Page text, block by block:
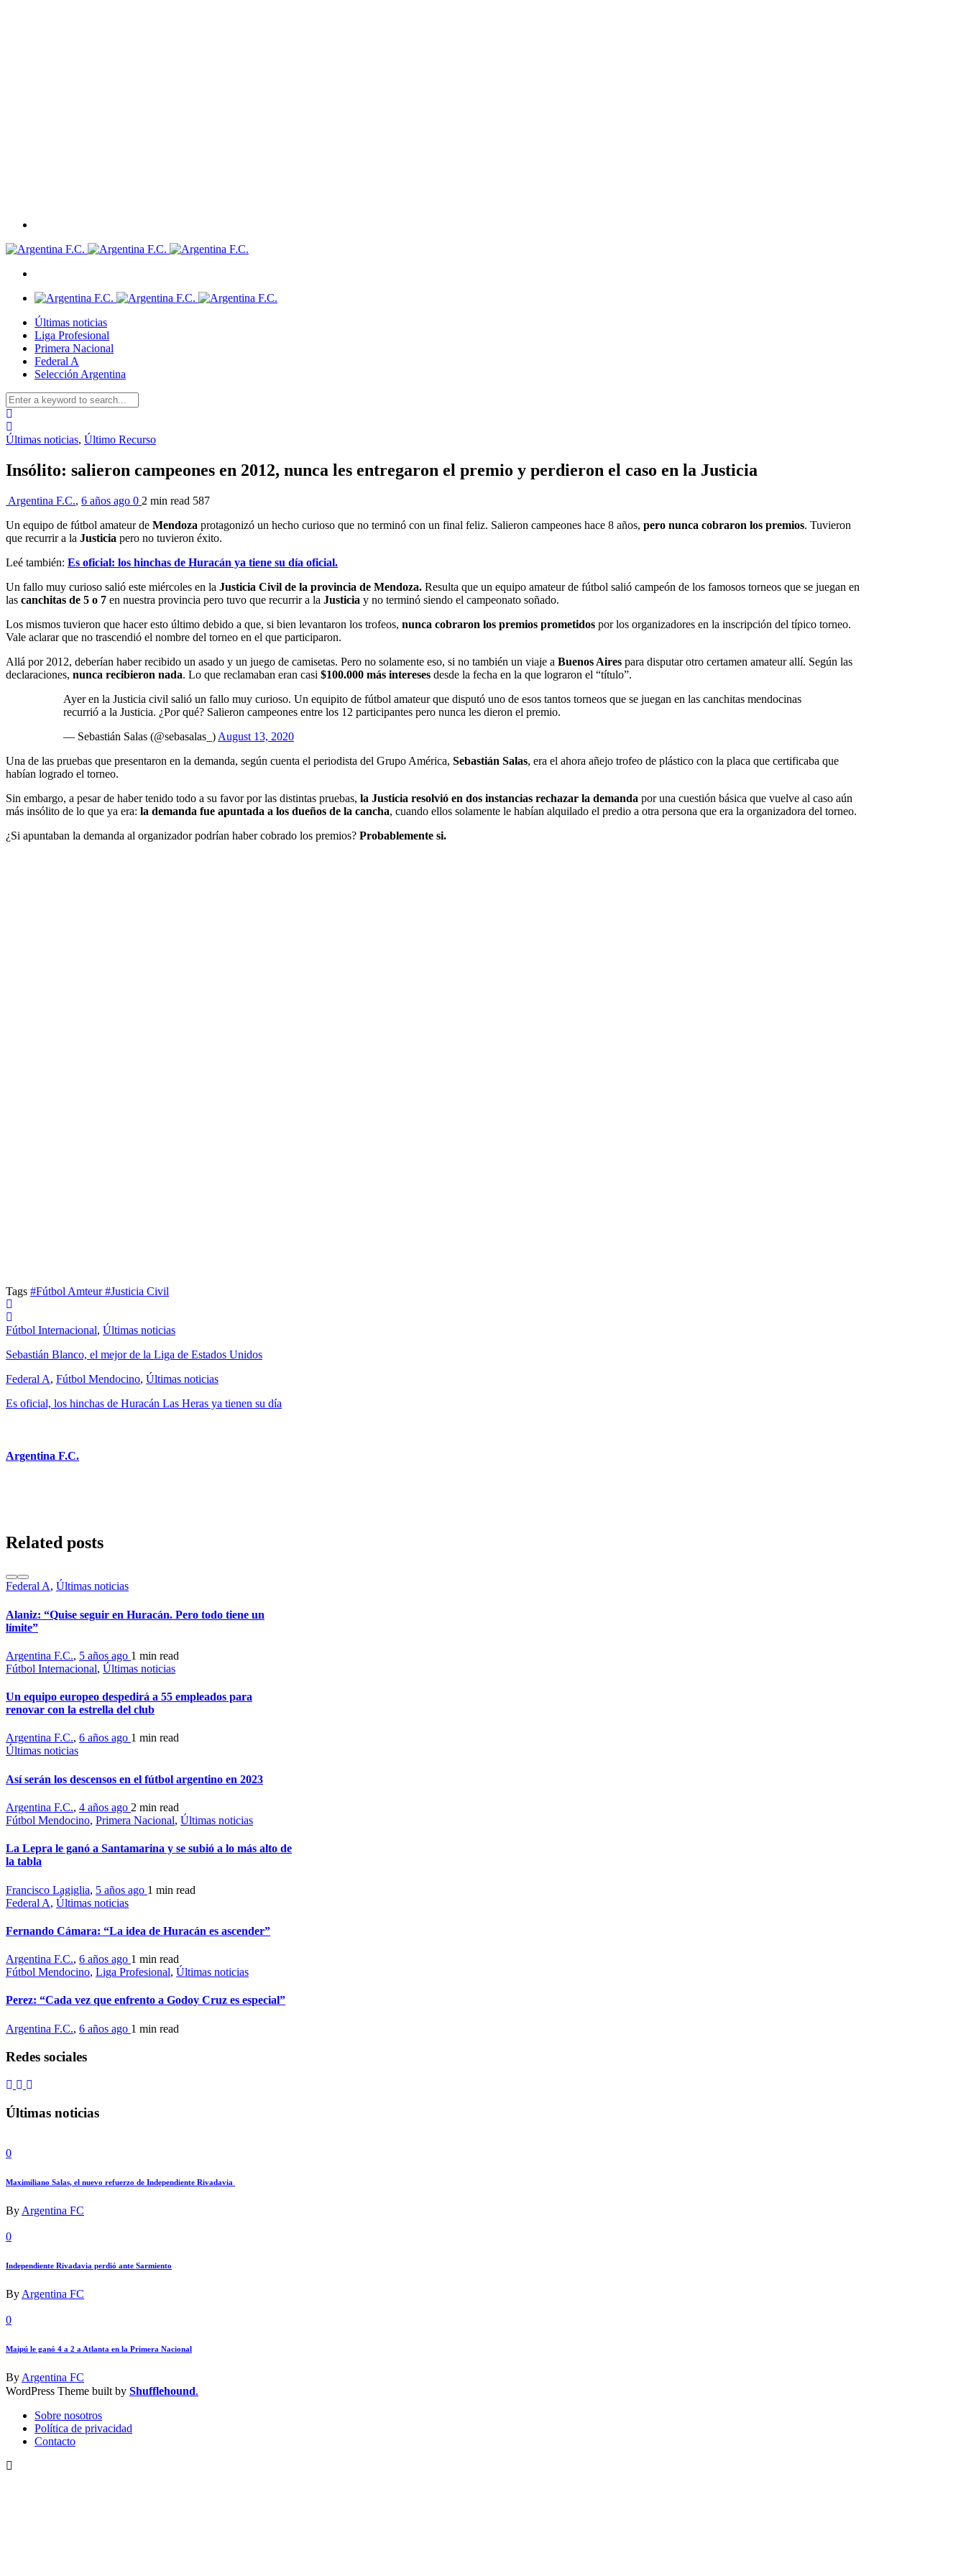
Últimas noticias
Liga Profesional
Primera Nacional
Federal A
Selección Argentina
Últimas noticias, Último Recurso
Insólito: salieron campeones en 2012, nunca les entregaron el premio y perdieron el caso en la Justicia
Argentina F.C., 6 años ago 0 2 min read 587
Un equipo de fútbol amateur de Mendoza protagonizó un hecho curioso que no terminó con un final feliz. Salieron campeones hace 8 años, pero nunca cobraron los premios. Tuvieron
que recurrir a la Justicia pero no tuvieron éxito.
Leé también: Es oficial: los hinchas de Huracán ya tiene su día oficial.
Un fallo muy curioso salió este miércoles en la Justicia Civil de la provincia de Mendoza. Resulta que un equipo amateur de fútbol salió campeón de los famosos torneos que se juegan en
las canchitas de 5 o 7 en nuestra provincia pero tuvo que recurrir a la Justicia y no terminó siendo el campeonato soñado.
Los mismos tuvieron que hacer esto último debido a que, si bien levantaron los trofeos, nunca cobraron los premios prometidos por los organizadores en la inscripción del típico torneo.
Vale aclarar que no trascendió el nombre del torneo en el que participaron.
Allá por 2012, deberían haber recibido un asado y un juego de camisetas. Pero no solamente eso, si no también un viaje a Buenos Aires para disputar otro certamen amateur allí. Según las
declaraciones, nunca recibieron nada. Lo que reclamaban eran casi $100.000 más intereses desde la fecha en la que lograron el “título”.
Ayer en la Justicia civil salió un fallo muy curioso. Un equipito de fútbol amateur que disputó uno de esos tantos torneos que se juegan en las canchitas mendocinas
recurrió a la Justicia. ¿Por qué? Salieron campeones entre los 12 participantes pero nunca les dieron el premio.
— Sebastián Salas (@sebasalas_) August 13, 2020
Una de las pruebas que presentaron en la demanda, según cuenta el periodista del Grupo América, Sebastián Salas, era el ahora añejo trofeo de plástico con la placa que certificaba que
habían logrado el torneo.
Sin embargo, a pesar de haber tenido todo a su favor por las distintas pruebas, la Justicia resolvió en dos instancias rechazar la demanda por una cuestión básica que vuelve al caso aún
más insólito de lo que ya era: la demanda fue apuntada a los dueños de la cancha, cuando ellos solamente le habían alquilado el predio a otra persona que era la organizadora del torneo.
¿Si apuntaban la demanda al organizador podrían haber cobrado los premios? Probablemente si.
Tags #Fútbol Amteur#Justicia Civil
Fútbol Internacional, Últimas noticias
Sebastián Blanco, el mejor de la Liga de Estados Unidos
Federal A, Fútbol Mendocino, Últimas noticias
Es oficial, los hinchas de Huracán Las Heras ya tienen su día
Argentina F.C.
Related posts
Federal A, Últimas noticias
Alaniz: “Quise seguir en Huracán. Pero todo tiene un
límite”
Argentina F.C., 5 años ago 1 min read
Fútbol Internacional, Últimas noticias
Un equipo europeo despedirá a 55 empleados para
renovar con la estrella del club
Argentina F.C., 6 años ago 1 min read
Últimas noticias
Así serán los descensos en el fútbol argentino en 2023
Argentina F.C., 4 años ago 2 min read
Fútbol Mendocino, Primera Nacional, Últimas noticias
La Lepra le ganó a Santamarina y se subió a lo más alto de
la tabla
Francisco Lagiglia, 5 años ago 1 min read
Federal A, Últimas noticias
Fernando Cámara: “La idea de Huracán es ascender”
Argentina F.C., 6 años ago 1 min read
Fútbol Mendocino, Liga Profesional, Últimas noticias
Perez: “Cada vez que enfrento a Godoy Cruz es especial”
Argentina F.C., 6 años ago 1 min read
Redes sociales
Últimas noticias
0
Maximiliano Salas, el nuevo refuerzo de Independiente Rivadavia
By Argentina FC
0
Independiente Rivadavia perdió ante Sarmiento
By Argentina FC
0
Maipú le ganó 4 a 2 a Atlanta en la Primera Nacional
By Argentina FC
WordPress Theme built by Shufflehound.
Sobre nosotros
Política de privacidad
Contacto